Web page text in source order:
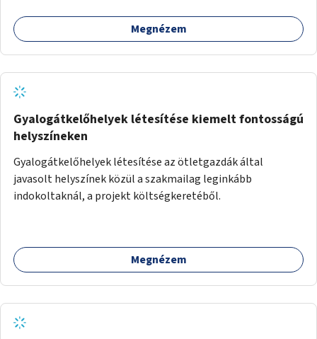
Megnézem
Gyalogátkelőhelyek létesítése kiemelt fontosságú
helyszíneken
Gyalogátkelőhelyek létesítése az ötletgazdák által
javasolt helyszínek közül a szakmailag leginkább
indokoltaknál, a projekt költségkeretéből.
Megnézem